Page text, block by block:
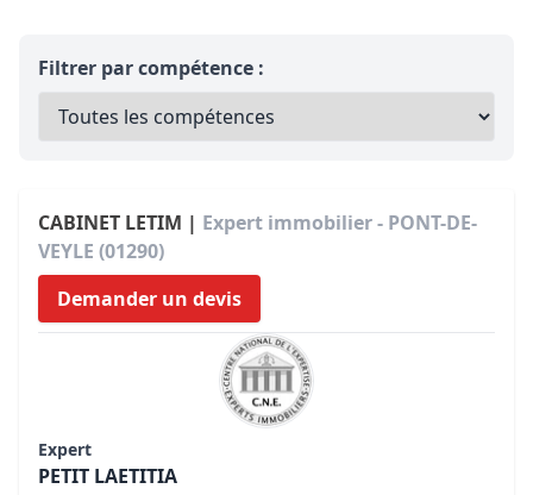
Filtrer par compétence :
CABINET LETIM | Expert immobilier - PONT-DE-
VEYLE (01290)
Demander un devis
Expert
PETIT LAETITIA